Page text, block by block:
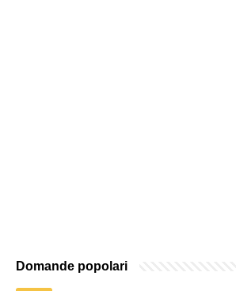
Domande popolari